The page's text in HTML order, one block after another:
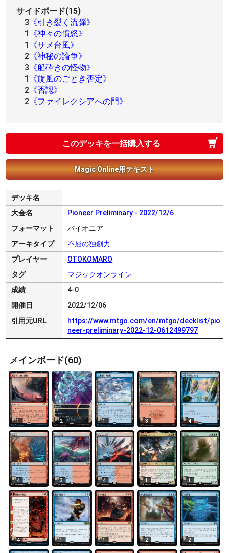
サイドボード(15)
3 《引き裂く流弾》
1
《神々の憤怒》
1
《サメ台風》
2 《神秘の論争》
3 《船砕きの怪物》
1
《旋風のごとき否定》
2 《否認》
2 《ファイレクシアへの門》
このデッキを一括購入する
Magic Online用テキスト
デッキ名
大会名
Pioneer Preliminary - 2022/12/6
フォーマット
パイオニア
アーキタイプ
不屈の独創力
プレイヤー
OTOKOMARO
タグ
マジックオンライン
成績
4-0
開催日
2022/12/06
引用元URL
https://www.mtgo.com/en/mtgo/decklist/pio
neer-preliminary-2022-12-0612499797
メインボード(60)
1 2 1 3 4
4 3 4 1 1
4 1 1 2 2